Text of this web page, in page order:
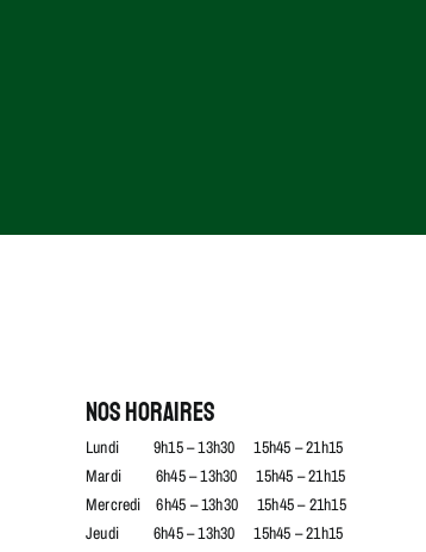
Nos horaires
Lundi 9h15 – 13h30 15h45 – 21h15
Mardi 6h45 – 13h30 15h45 – 21h15
Mercredi 6h45 – 13h30 15h45 – 21h15
Jeudi 6h45 – 13h30 15h45 – 21h15